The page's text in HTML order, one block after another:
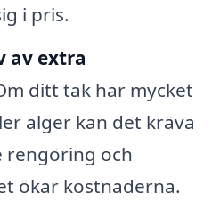
i pris.
av extra
ditt tak har mycket
alger kan det kräva
rengöring och
ökar kostnaderna.